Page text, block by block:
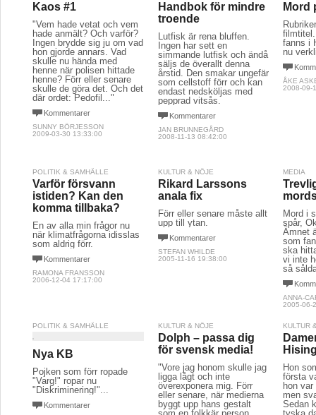
Kaos #1
"Vem hade vetat och vem
hade anmält? Och varför?
Ingen brydde sig ju om vad
hon gjorde annars. Vad
skulle nu hända med
henne när polisen hittade
henne? Förr eller senare
skulle de göra det. Och det
där ordet: Pedofil..."
Kommentarer
SUNNY BÖRJESSON
2009-03-30 13:33:00
Handbok för mindre
troende
Lutfisk är rena bluffen.
Ingen har sett en
simmande lutfisk och ändå
säljs de överallt denna
årstid. Den smakar ungefär
som cellstoff förr och kan
endast nedsköljas med
pepprad vitsås.
Kommentarer
JAN BRUNNEGÅRD
2008-11-13 08:42:00
Mord
fanns i
nu
ÅKE
2008-09-
POLITIK & SAMHÄLLE
Varför försvann
istiden? Kan den
komma tillbaka?
En av alla min frågor nu
när klimatfrågorna idisslas
som aldrig förr.
Kommentarer
RAMONA FRANSSON
2006-12-04 17:17:00
KULTUR & NÖJE
Rikard Larssons
anala fix
Förr eller senare måste allt
upp till ytan.
Kommentarer
STEFAN WHILDE
2005-11-16 19:38:00
MEDIA
Mord i
spår,
Ämnet
som
ska
vi inte
så
ANNA-
2005-06-
POLITIK & SAMHÄLLE
Nya KB
Pojken som förr ropade
"Varg!" ropar nu
"Diskriminering!"...
Kommentarer
KULTUR & NÖJE
Dolph – passa dig
för svensk media!
"Vore jag honom skulle jag
ligga lågt och inte
överexponera mig. Förr
eller senare, när medierna
byggt upp hans gestalt
KULTUR
Hon
första
hon
men
Sedan